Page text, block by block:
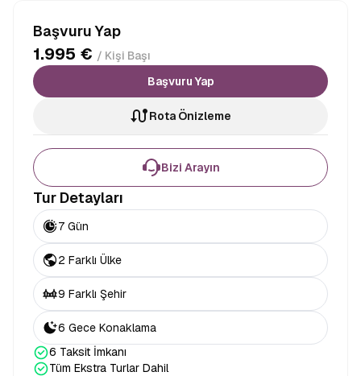
Başvuru Yap
1.995 € / Kişi Başı
Başvuru Yap
Rota Önizleme
Bizi Arayın
Tur Detayları
7 Gün
2 Farklı Ülke
9 Farklı Şehir
6 Gece Konaklama
6 Taksit İmkanı
Tüm Ekstra Turlar Dahil